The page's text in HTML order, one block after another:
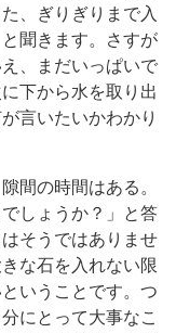
、ぎりぎりまで入
聞きます。さすが
、まだいっぱいで
下から水を取り出
言いたいかわかり
間の時間はある。
しょうか？」と答
そうではありませ
な石を入れない限
いうことです。つ
にとって大事なこ